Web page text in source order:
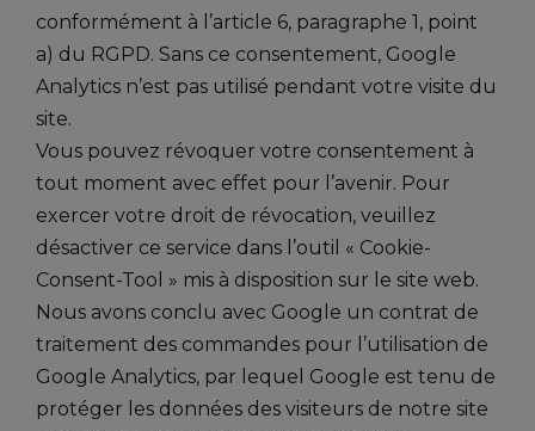
conformément à l’article 6, paragraphe 1, point
a) du RGPD. Sans ce consentement, Google
Analytics n’est pas utilisé pendant votre visite du
site.
Vous pouvez révoquer votre consentement à
tout moment avec effet pour l’avenir. Pour
exercer votre droit de révocation, veuillez
désactiver ce service dans l’outil « Cookie-
Consent-Tool » mis à disposition sur le site web.
Nous avons conclu avec Google un contrat de
traitement des commandes pour l’utilisation de
Google Analytics, par lequel Google est tenu de
protéger les données des visiteurs de notre site